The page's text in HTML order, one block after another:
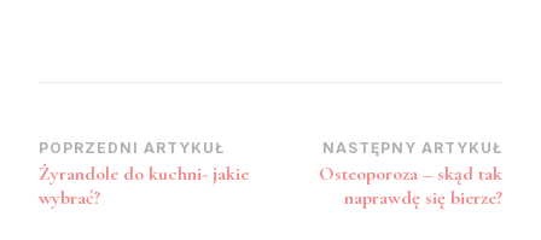
Nawigacja
wpisu
POPRZEDNI ARTYKUŁ
Żyrandole do kuchni- jakie
wybrać?
NASTĘPNY ARTYKUŁ
Osteoporoza – skąd tak
naprawdę się bierze?